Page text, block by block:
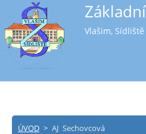
Vlašim, Sídliště
ÚVOD > AJ Sechovcová